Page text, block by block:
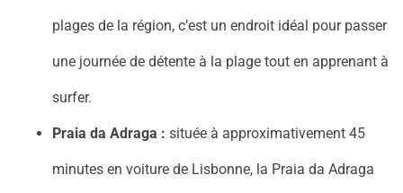
plages de la région, c’est un endroit idéal pour passer
une journée de détente à la plage tout en apprenant à
surfer.
Praia da Adraga : située à approximativement 45
minutes en voiture de Lisbonne, la Praia da Adraga